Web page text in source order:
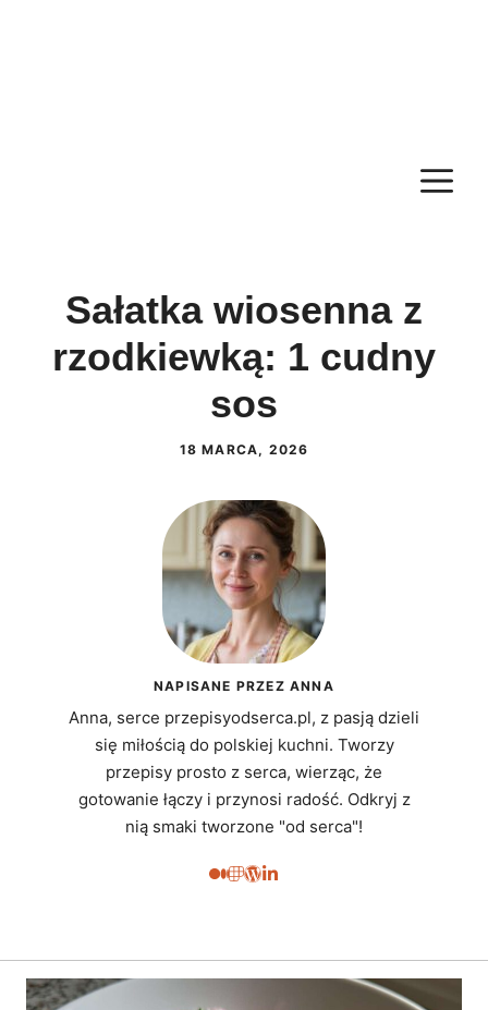
Sałatka wiosenna z
rzodkiewką: 1 cudny
sos
18 MARCA, 2026
NAPISANE PRZEZ ANNA
Anna, serce przepisyodserca.pl, z pasją dzieli
się miłością do polskiej kuchni. Tworzy
przepisy prosto z serca, wierząc, że
gotowanie łączy i przynosi radość. Odkryj z
nią smaki tworzone "od serca"!